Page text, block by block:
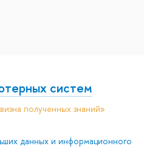
систем
полученных знаний»
данных и информационного